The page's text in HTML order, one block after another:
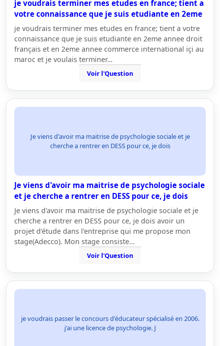
je voudrais terminer mes etudes en france; tient a
votre connaissance que je suis etudiante en 2eme
je voudrais terminer mes etudes en france; tient a votre
connaissance que je suis etudiante en 2eme annee droit
français et en 2eme annee commerce international içi au
maroc et je voulais terminer…
Voir l'Question
Je viens d'avoir ma maitrise de psychologie sociale et je
cherche a rentrer en DESS pour ce, je dois
Je viens d'avoir ma maitrise de psychologie sociale
et je cherche a rentrer en DESS pour ce, je dois
Je viens d'avoir ma maitrise de psychologie sociale et je
cherche a rentrer en DESS pour ce, je dois avoir un
projet d'étude dans l'entreprise qui me propose mon
stage(Adecco). Mon stage consiste…
Voir l'Question
je voudrais passer le concours d'éducateur spécialisé en 2006.
j'ai une licence de psychologie. J